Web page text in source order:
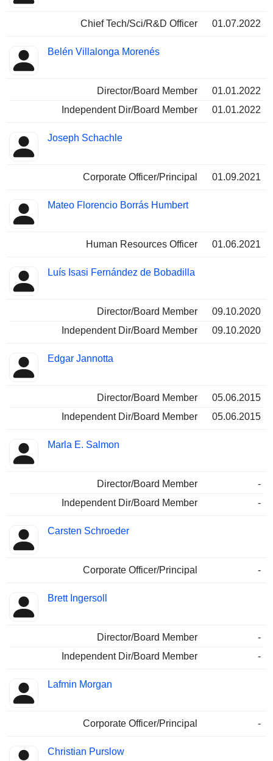
Chief Tech/Sci/R&D Officer 01.07.2022
Belén Villalonga Morenés
Director/Board Member
01.01.2022
Independent Dir/Board Member
01.01.2022
Joseph Schachle
Corporate Officer/Principal 01.09.2021
Mateo Florencio Borrás Humbert
Human Resources Officer 01.06.2021
Luís Isasi Fernández de Bobadilla
Director/Board Member
09.10.2020
Independent Dir/Board Member
09.10.2020
Edgar Jannotta
Director/Board Member
05.06.2015
Independent Dir/Board Member
05.06.2015
Marla E. Salmon
Director/Board Member
-
Independent Dir/Board Member
-
Carsten Schroeder
Corporate Officer/Principal -
Brett Ingersoll
Director/Board Member
-
Independent Dir/Board Member
-
Lafmin Morgan
Corporate Officer/Principal -
Christian Purslow